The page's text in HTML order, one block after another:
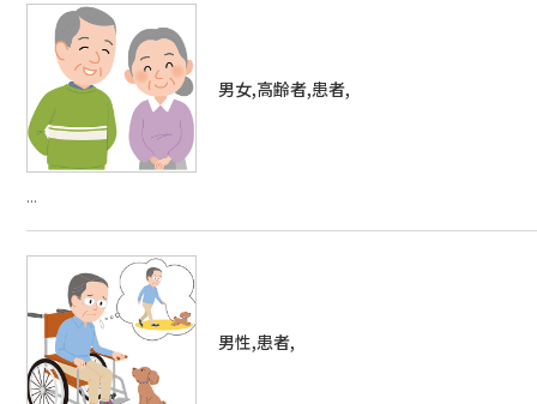
男女,高齢者,患者,
...
男性,患者,